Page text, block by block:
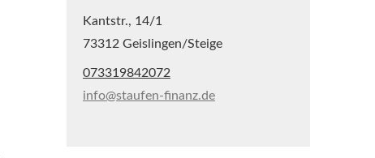
Kantstr., 14/1
73312 Geislingen/Steige
073319842072
info@staufen-finanz.de